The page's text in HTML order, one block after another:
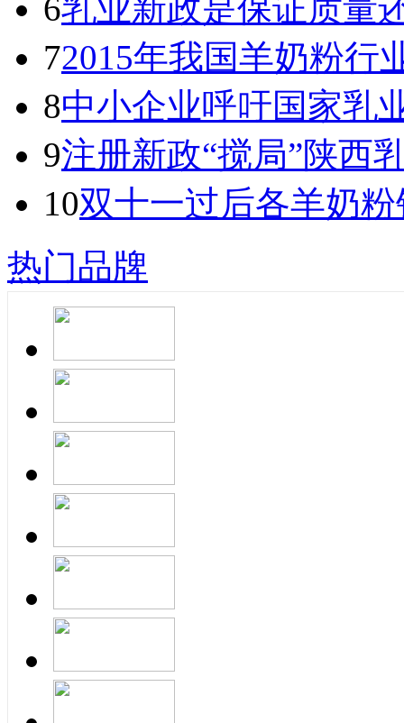
6乳业新政是保证质量
72015年我国羊奶粉行
8中小企业呼吁国家乳
9注册新政“搅局”陕西
10双十一过后各羊奶
热门品牌